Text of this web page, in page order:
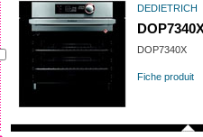
DEDIETRICH
DOP7340X
Fiche produit